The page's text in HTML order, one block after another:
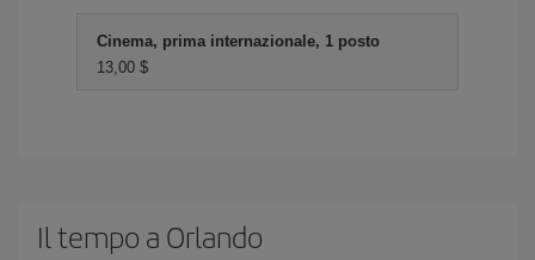
Cinema, prima internazionale, 1 posto
13,00 $
Il tempo a Orlando